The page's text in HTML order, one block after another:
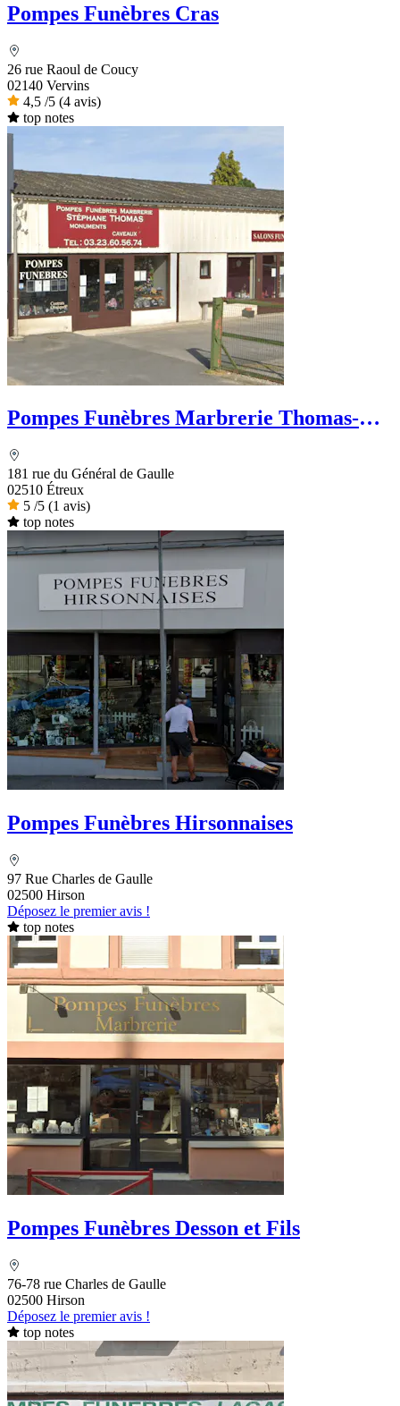
Pompes Funèbres Cras
26 rue Raoul de Coucy
02140 Vervins
4,5 /5 (4 avis)
top notes
Pompes Funèbres Marbrerie Thomas-
181 rue du Général de Gaulle
02510 Étreux
5 /5 (1 avis)
top notes
Pompes Funèbres Hirsonnaises
97 Rue Charles de Gaulle
02500 Hirson
Déposez le premier avis !
top notes
Pompes Funèbres Desson et Fils
76-78 rue Charles de Gaulle
02500 Hirson
Déposez le premier avis !
top notes